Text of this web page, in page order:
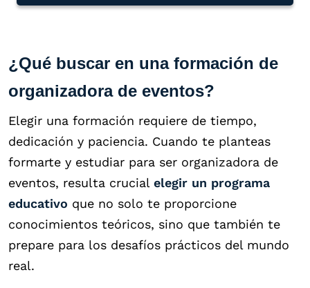
¿Qué buscar en una formación de
organizadora de eventos?
Elegir una formación requiere de tiempo,
dedicación y paciencia. Cuando te planteas
formarte y estudiar para ser organizadora de
eventos, resulta crucial elegir un programa
educativo que no solo te proporcione
conocimientos teóricos, sino que también te
prepare para los desafíos prácticos del mundo
real.